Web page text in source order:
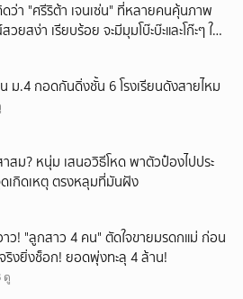
ดว่า "ศรีริต้า เจนเซ่น" ที่หลายคนคุ้นภาพ
ยสง่า เรียบร้อย จะมีมุมโบ๊ะบ๊ะและโก๊ะๆ ให้
เหมือนกัน งานนี้ทำเอาแฟนๆ ทั้งเอ็นดูทั้ง
ม.4 กอดกันดิ่งชั้น 6 โรงเรียนดังสายไหม
าสม? หนุ่ม เสนอวิธีโหด พาตัวป๋องไปประ
เกิดเหตุ ตรงหลุมที่มันฝัง
ว! "ลูกสาว 4 คน" ตัดใจขายมรดกแม่ ก่อน
ริงยิ่งช็อก! ยอดพุ่งทะลุ 4 ล้าน!
ดู